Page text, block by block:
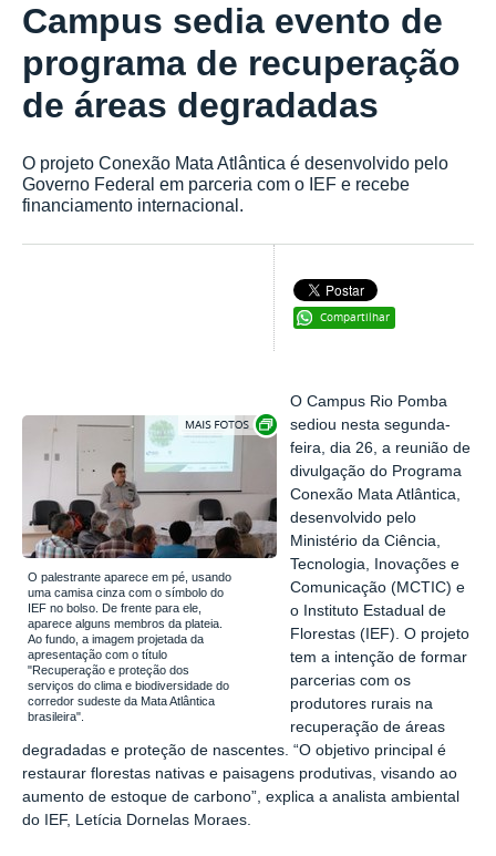
Campus sedia evento de
programa de recuperação
de áreas degradadas
O projeto Conexão Mata Atlântica é desenvolvido pelo
Governo Federal em parceria com o IEF e recebe
financiamento internacional.
Compartilhar
Exibir carrossel de imagens
O palestrante aparece em pé, usando
uma camisa cinza com o símbolo do
IEF no bolso. De frente para ele,
aparece alguns membros da plateia.
Ao fundo, a imagem projetada da
apresentação com o título
"Recuperação e proteção dos
serviços do clima e biodiversidade do
corredor sudeste da Mata Atlântica
brasileira".
O Campus Rio Pomba
sediou nesta segunda-
feira, dia 26, a reunião de
divulgação do Programa
Conexão Mata Atlântica,
desenvolvido pelo
Ministério da Ciência,
Tecnologia, Inovações e
Comunicação (MCTIC) e
o Instituto Estadual de
Florestas (IEF). O projeto
tem a intenção de formar
parcerias com os
produtores rurais na
recuperação de áreas
degradadas e proteção de nascentes. “O objetivo principal é
restaurar florestas nativas e paisagens produtivas, visando ao
aumento de estoque de carbono”, explica a analista ambiental
do IEF, Letícia Dornelas Moraes.